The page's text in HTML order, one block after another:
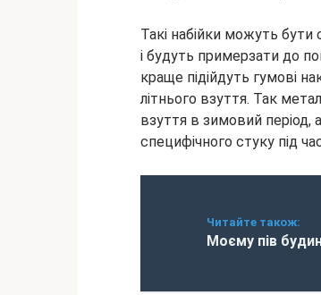
Такі набійки можуть бути
і будуть примерзати до
краще підійдуть гумові
літнього взуття. Так
взуття в зимовий
специфічного стуку під
Читайте також:
Моєму пів